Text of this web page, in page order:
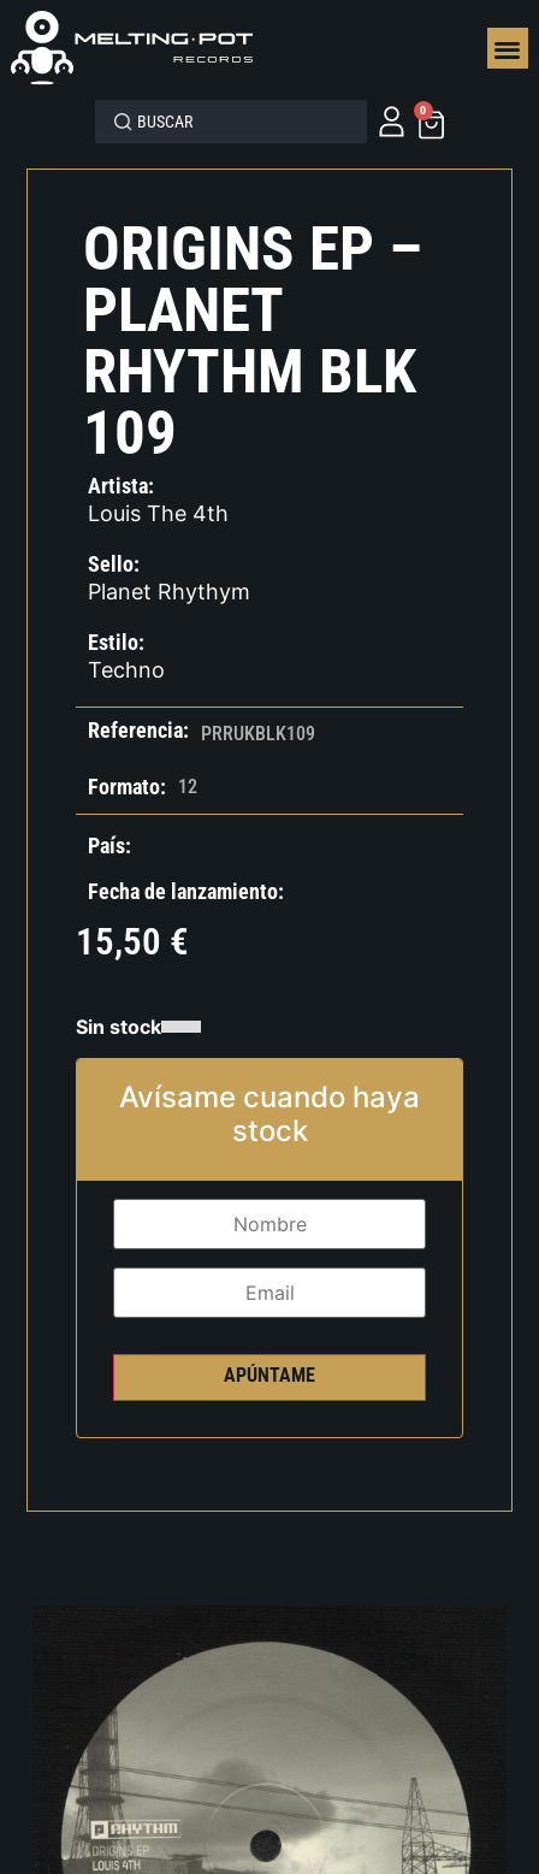
0
ORIGINS EP –
PLANET
RHYTHM BLK
109
Artista:
Louis The 4th
Sello:
Planet Rhythym
Estilo:
Techno
Referencia: PRRUKBLK109
Formato: 12
País:
Fecha de lanzamiento:
15,50 €
Sin stock
Avísame cuando haya
stock
APÚNTAME